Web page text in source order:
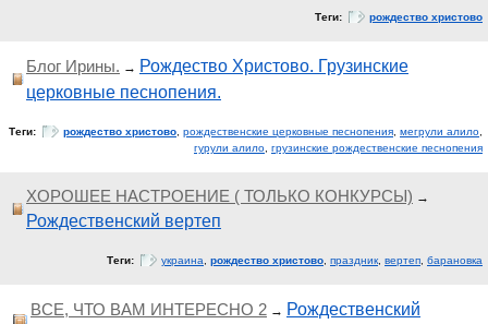
Теги: рождество христово
Блог Ирины. → Рождество Христово. Грузинские
церковные песнопения.
Теги: рождество христово рождественские церковные песнопения мегрули алило
гурули алило грузинские рождественские песнопения
ХОРОШЕЕ НАСТРОЕНИЕ ( ТОЛЬКО КОНКУРСЫ) →
Рождественский вертеп
Теги: украина рождество христово праздник вертеп барановка
ВСЕ, ЧТО ВАМ ИНТЕРЕСНО 2 → Рождественский